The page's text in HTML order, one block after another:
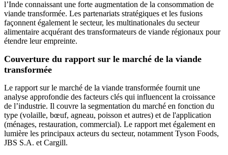
l’Inde connaissant une forte augmentation de la consommation de
viande transformée. Les partenariats stratégiques et les fusions
façonnent également le secteur, les multinationales du secteur
alimentaire acquérant des transformateurs de viande régionaux pour
étendre leur empreinte.
Couverture du rapport sur le marché de la viande
transformée
Le rapport sur le marché de la viande transformée fournit une
analyse approfondie des facteurs clés qui influencent la croissance
de l’industrie. Il couvre la segmentation du marché en fonction du
type (volaille, bœuf, agneau, poisson et autres) et de l'application
(ménages, restauration, commercial). Le rapport met également en
lumière les principaux acteurs du secteur, notamment Tyson Foods,
JBS S.A. et Cargill.